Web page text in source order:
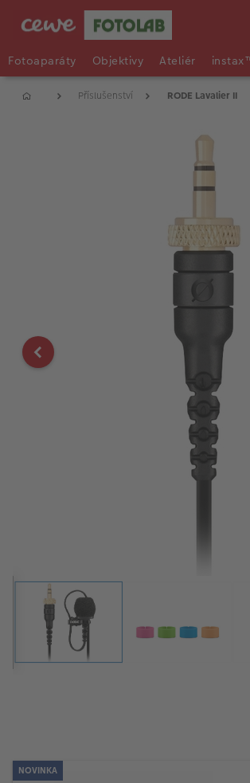
Fotoaparáty Objektivy Ateliér
Příslušenství RODE Lavalier II
NOVINKA